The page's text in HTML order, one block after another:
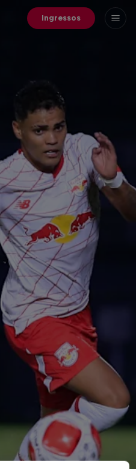
Ingressos